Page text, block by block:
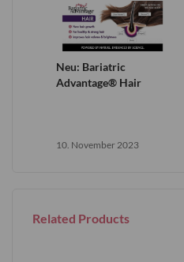
Neu: Bariatric
Advantage® Hair
10. November 2023
Related Products